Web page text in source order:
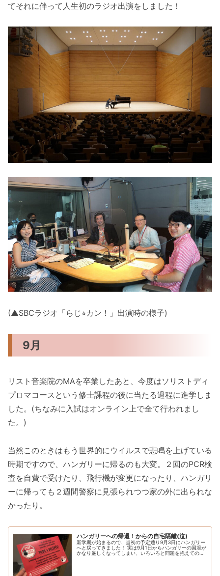
てそれに伴って人生初のラジオ出演をしました！
(▲SBCラジオ「らじ⭐︎カン！」出演時の様子)
9月
リスト音楽院のMAを卒業したあと、今度はソリストディ
プロマコースという修士課程の後に当たる過程に進学しま
した。(ちなみに入試はオンライン上で全て行われまし
た。)
当然このときはもう世界的にウイルスで悲鳴を上げている
時期ですので、ハンガリーに帰るのも大変。２回のPCR検
査を自費で受けたり、飛行機が変更になったり、ハンガリ
ーに帰っても２週間警察に見張られつつ家の外に出られな
かったり。
ハンガリーへの帰還！からの自宅隔離(泣)
新学期が始まるので、当初の予定通り9月3日にハンガリー
へと戻ってきました！ 実は9月1日からハンガリーの国境が
かなり厳しくなってしまい、いろいろと問題を抱えての入